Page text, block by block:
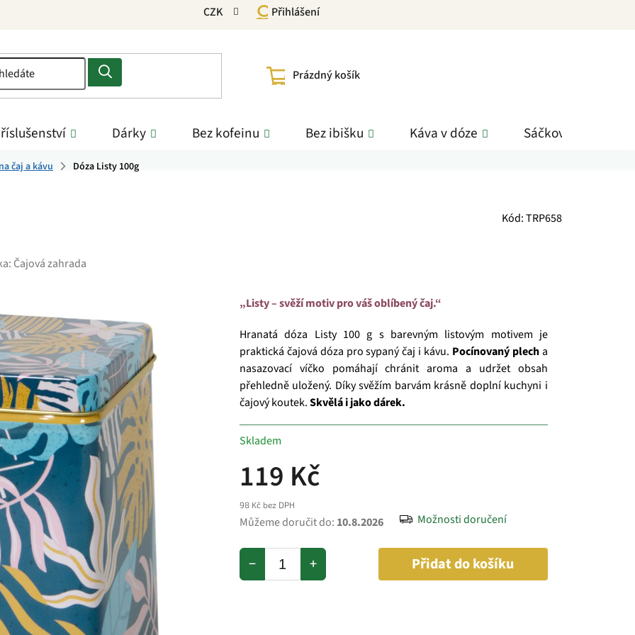
CZK Přihlášení
NÁKUPNÍ
Prázdný košík
Dárky Bez kofeinu Bez ibišku Káva v dóze Sáčkové čaje
čaj a kávu Dóza Listy 100g
Kód:TRP658
Čajová zahrada
119 Kč
98 Kč bez DPH
Skladem
Můžeme doručit do: 10.8.2026 Možnosti doručení
+
− Přidat do košíku
„Listy – svěží motiv pro váš oblíbený čaj.“
Hranatá dóza Listy 100 g s barevným listovým motivem je
praktická čajová dóza pro sypaný čaj i kávu. Pocínovaný plecha
nasazovací víčko pomáhají chránit aroma a udržet obsah
přehledně uložený. Díky svěžím barvám krásně doplní kuchyni i
čajový koutek.Skvělá i jako dárek.